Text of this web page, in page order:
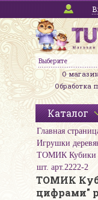
Выберите
О
Обработка
Каталог
Главная
Игрушки
ТОМИК Кубики
шт. арт.2222-2
ТОМИК
цифрами"